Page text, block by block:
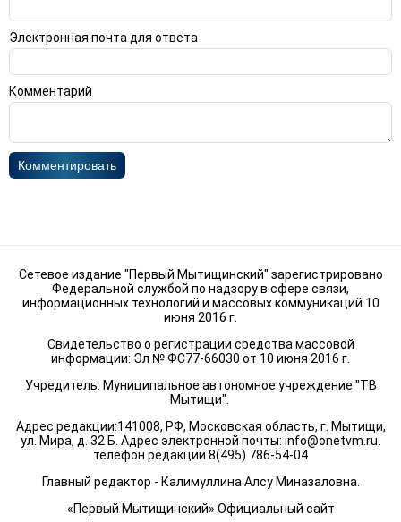
Электронная почта для ответа
Комментарий
Комментировать
Сетевое издание "Первый Мытищинский" зарегистрировано
Федеральной службой по надзору в сфере связи,
информационных технологий и массовых коммуникаций 10
июня 2016 г.
Свидетельство о регистрации средства массовой
информации: Эл № ФС77-66030 от 10 июня 2016 г.
Учредитель: Муниципальное автономное учреждение "ТВ
Мытищи".
Адрес редакции:141008, РФ, Московская область, г. Мытищи,
ул. Мира, д. 32 Б. Адрес электронной почты: info@onetvm.ru.
телефон редакции 8(495) 786-54-04
Главный редактор - Калимуллина Алсу Миназаловна.
«Первый Мытищинский» Официальный сайт